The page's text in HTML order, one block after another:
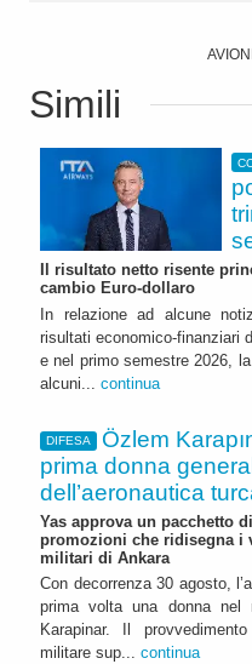
Simili
Il risultato netto risente
cambio Euro-dollaro
In relazione ad alcune
risultati economico-finanziari
e nel primo semestre 2026,
alcuni... continua
DIFESA
Özlem
prima donna
dell’aeronautica
Yas approva un pacchetto di
promozioni che ridisegna i
militari di Ankara
Con decorrenza 30 agosto,
prima volta una donna nel
Karapinar. Il
militare sup... continua